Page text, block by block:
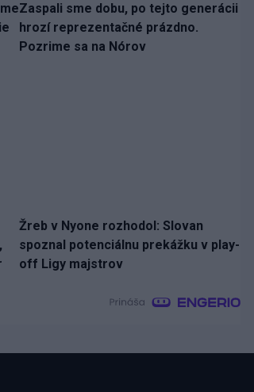
Zaspali sme dobu, po tejto generácii
hrozí reprezentačné prázdno.
Pozrime sa na Nórov
Žreb v Nyone rozhodol: Slovan
spoznal potenciálnu prekážku v play-
off Ligy majstrov